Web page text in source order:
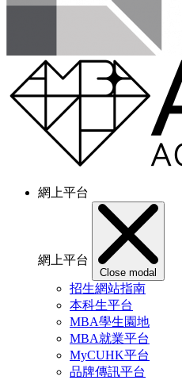
網上平台
網上平台
Close modal
招生網站指南
本科生平台
MBA學生園地
MBA就業平台
MyCUHK平台
品牌傳訊平台